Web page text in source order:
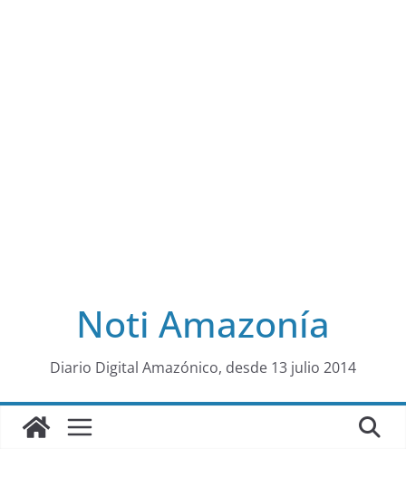
al
Noti Amazonía
Diario Digital Amazónico, desde 13 julio 2014